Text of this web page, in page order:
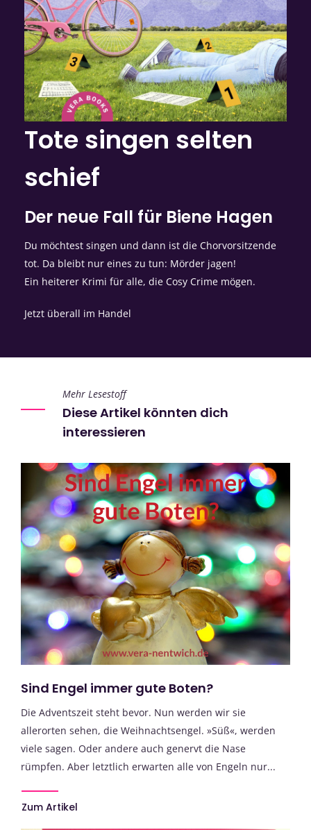
Tote singen selten
schief
Der neue Fall für Biene Hagen
Du möchtest singen und dann ist die Chorvorsitzende
tot. Da bleibt nur eines zu tun: Mörder jagen!
Ein heiterer Krimi für alle, die Cosy Crime mögen.
Jetzt überall im Handel
Mehr Lesestoff
Diese Artikel könnten dich
interessieren
Sind Engel immer gute Boten?
Die Adventszeit steht bevor. Nun werden wir sie
allerorten sehen, die Weihnachtsengel. »Süß«, werden
viele sagen. Oder andere auch genervt die Nase
rümpfen. Aber letztlich erwarten alle von Engeln nur...
Zum Artikel